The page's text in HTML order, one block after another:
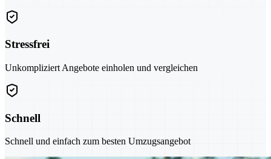
Stressfrei
Unkompliziert Angebote einholen und vergleichen
Schnell
Schnell und einfach zum besten Umzugsangebot